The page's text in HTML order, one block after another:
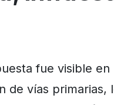
fue visible
de vías primarias,